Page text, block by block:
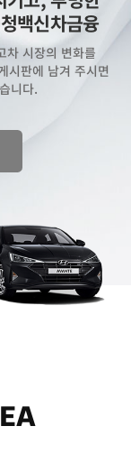
백신차금융
차 시장의 변화를
시판에 남겨 주시면
니다.